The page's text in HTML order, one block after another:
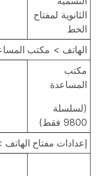
الثانوية لمفتاح
الخط
الهاتف > مكتب
مكتب
المساعدة
(لسلسلة
9800 فقط)
إعدادات مفتاح الهاتف